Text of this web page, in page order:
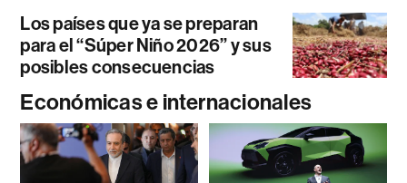
Los países que ya se preparan
para el “Súper Niño 2026” y sus
posibles consecuencias
Económicas e internacionales